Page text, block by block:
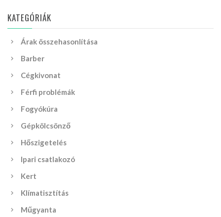
KATEGÓRIÁK
Árak összehasonlítása
Barber
Cégkivonat
Férfi problémák
Fogyókúra
Gépkölcsönző
Hőszigetelés
Ipari csatlakozó
Kert
Klímatisztítás
Műgyanta